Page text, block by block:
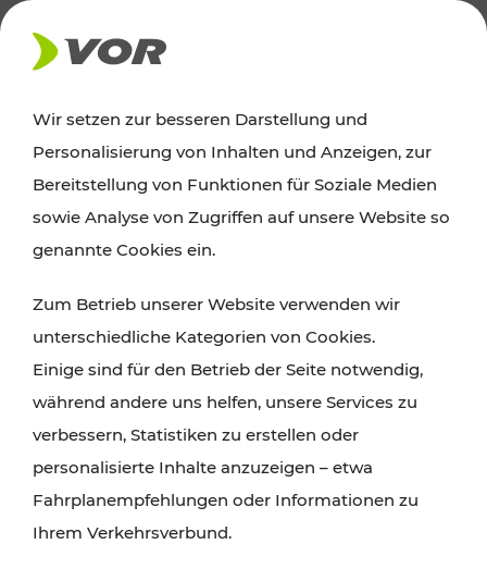
AKTUELLES
News
Alle wichtigen Meldungen zu Fahrplanänderungen,
finden Sie hier im Überblick.
Wir setzen zur besseren Darstellung und
Personalisierung von Inhalten und Anzeigen, zur
Bereitstellung von Funktionen für Soziale Medien
sowie Analyse von Zugriffen auf unsere Website so
genannte Cookies ein.
Zum Betrieb unserer Website verwenden wir
unterschiedliche Kategorien von Cookies.
Einige sind für den Betrieb der Seite notwendig,
während andere uns helfen, unsere Services zu
verbessern, Statistiken zu erstellen oder
personalisierte Inhalte anzuzeigen – etwa
Fahrplanempfehlungen oder Informationen zu
Ihrem Verkehrsverbund.